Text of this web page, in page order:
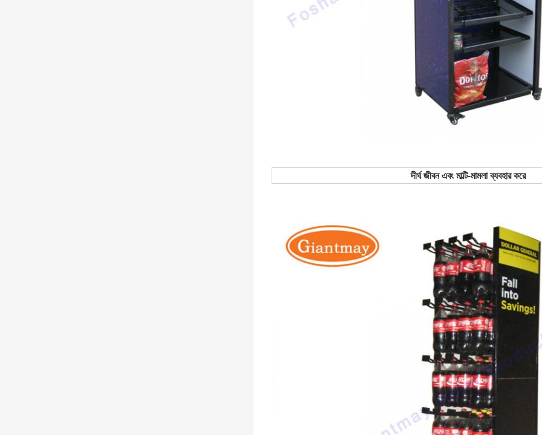
দীর্ঘ জীবন এবং মাল্টি-মামলা ব্যবহার করে